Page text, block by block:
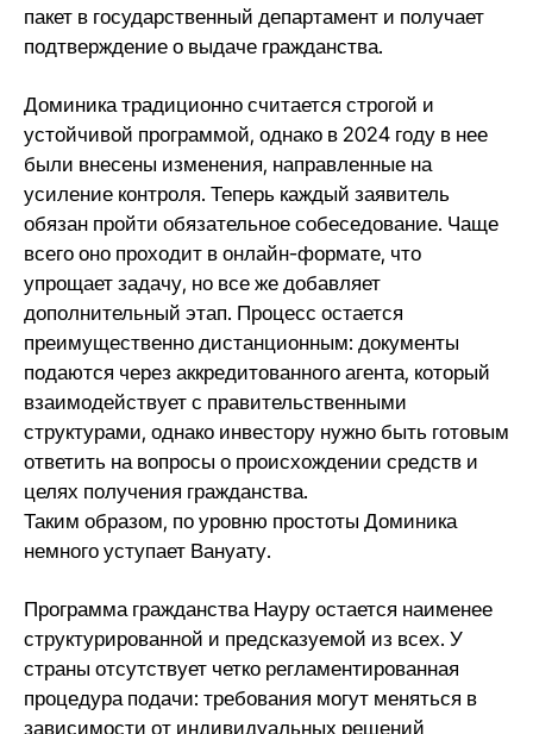
пакет в государственный департамент и получает
подтверждение о выдаче гражданства.
Доминика традиционно считается строгой и
устойчивой программой, однако в 2024 году в нее
были внесены изменения, направленные на
усиление контроля. Теперь каждый заявитель
обязан пройти обязательное собеседование. Чаще
всего оно проходит в онлайн-формате, что
упрощает задачу, но все же добавляет
дополнительный этап. Процесс остается
преимущественно дистанционным: документы
подаются через аккредитованного агента, который
взаимодействует с правительственными
структурами, однако инвестору нужно быть готовым
ответить на вопросы о происхождении средств и
целях получения гражданства.
Таким образом, по уровню простоты Доминика
немного уступает Вануату.
Программа гражданства Науру остается наименее
структурированной и предсказуемой из всех. У
страны отсутствует четко регламентированная
процедура подачи: требования могут меняться в
зависимости от индивидуальных решений